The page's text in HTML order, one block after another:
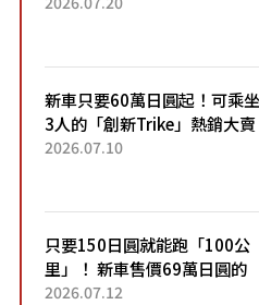
新車只要60萬日圓起！可乘坐
3人的「創新Trike」熱銷大賣
成為人氣車款！「養車成本真
2026.07.10
只要150日圓就能跑「100公
里」！ 新車售價69萬日圓的
「3人座」Trike大受歡迎！ 順
2026.07.12